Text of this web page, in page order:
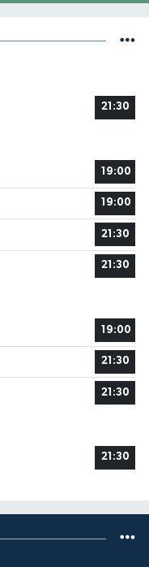
21:30
19:00
19:00
21:30
21:30
19:00
21:30
21:30
21:30